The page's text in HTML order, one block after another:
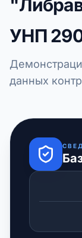
УНП
данных